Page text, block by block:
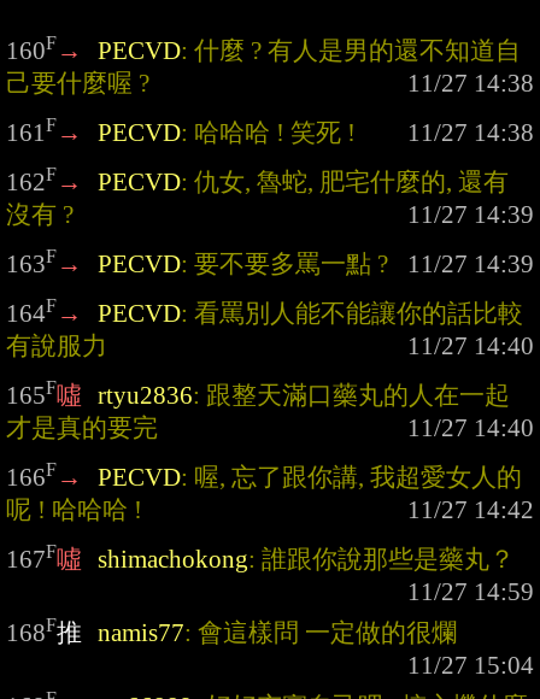
160F → PECVD: 什麼 ? 有人是男的還不知道自
己要什麼喔 ?
161F → PECVD: 哈哈哈 ! 笑死 !
162F → PECVD: 仇女, 魯蛇, 肥宅什麼的, 還有
沒有 ?
163F → PECVD: 要不要多罵一點 ?
164F → PECVD: 看罵別人能不能讓你的話比較
有說服力
165F噓 rtyu2836: 跟整天滿口藥丸的人在一起
才是真的要完
166F → PECVD: 喔, 忘了跟你講, 我超愛女人的
呢 ! 哈哈哈 !
167F噓 shimachokong: 誰跟你說那些是藥丸？
168F推 namis77: 會這樣問 一定做的很爛